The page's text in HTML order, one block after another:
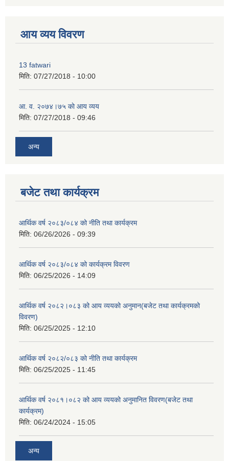
आय व्यय विवरण
13 fatwari
मिति: 07/27/2018 - 10:00
आ‍. व. २०७४।७५ काे आय व्यय
मिति: 07/27/2018 - 09:46
अन्य
बजेट तथा कार्यक्रम
आर्थिक वर्ष २०८३/०८४ को नीति तथा कार्यक्रम
मिति: 06/26/2026 - 09:39
आर्थिक वर्ष २०८३/०८४ को कार्यक्रम विवरण
मिति: 06/25/2026 - 14:09
आर्थिक वर्ष २०८२।०८३ को आय व्ययको अनुमान(बजेट तथा कार्यक्रमको
विवरण)
मिति: 06/25/2025 - 12:10
आर्थिक वर्ष २०८२/०८३ को नीति तथा कार्यक्रम
मिति: 06/25/2025 - 11:45
आर्थिक वर्ष २०८१।०८२ को आय व्ययको अनुमानित विवरण(बजेट तथा
कार्यक्रम)
मिति: 06/24/2024 - 15:05
अन्य